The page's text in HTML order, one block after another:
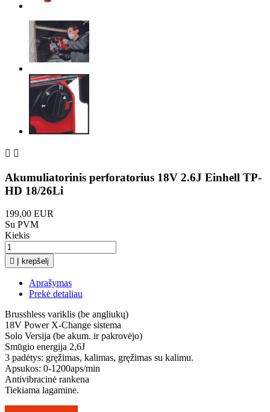
 
Akumuliatorinis perforatorius 18V 2.6J Einhell TP-
HD 18/26Li
199,00 EUR
Su PVM
Kiekis
 Į krepšelį
Aprašymas
Prekė detaliau
Brusshless variklis (be angliukų)
18V Power X-Change sistema
Solo Versija (be akum. ir pakrovėjo)
Smūgio energija 2,6J
3 padėtys: gręžimas, kalimas, gręžimas su kalimu.
Apsukos: 0-1200aps/min
Antivibracinė rankena
Tiekiama lagamine.